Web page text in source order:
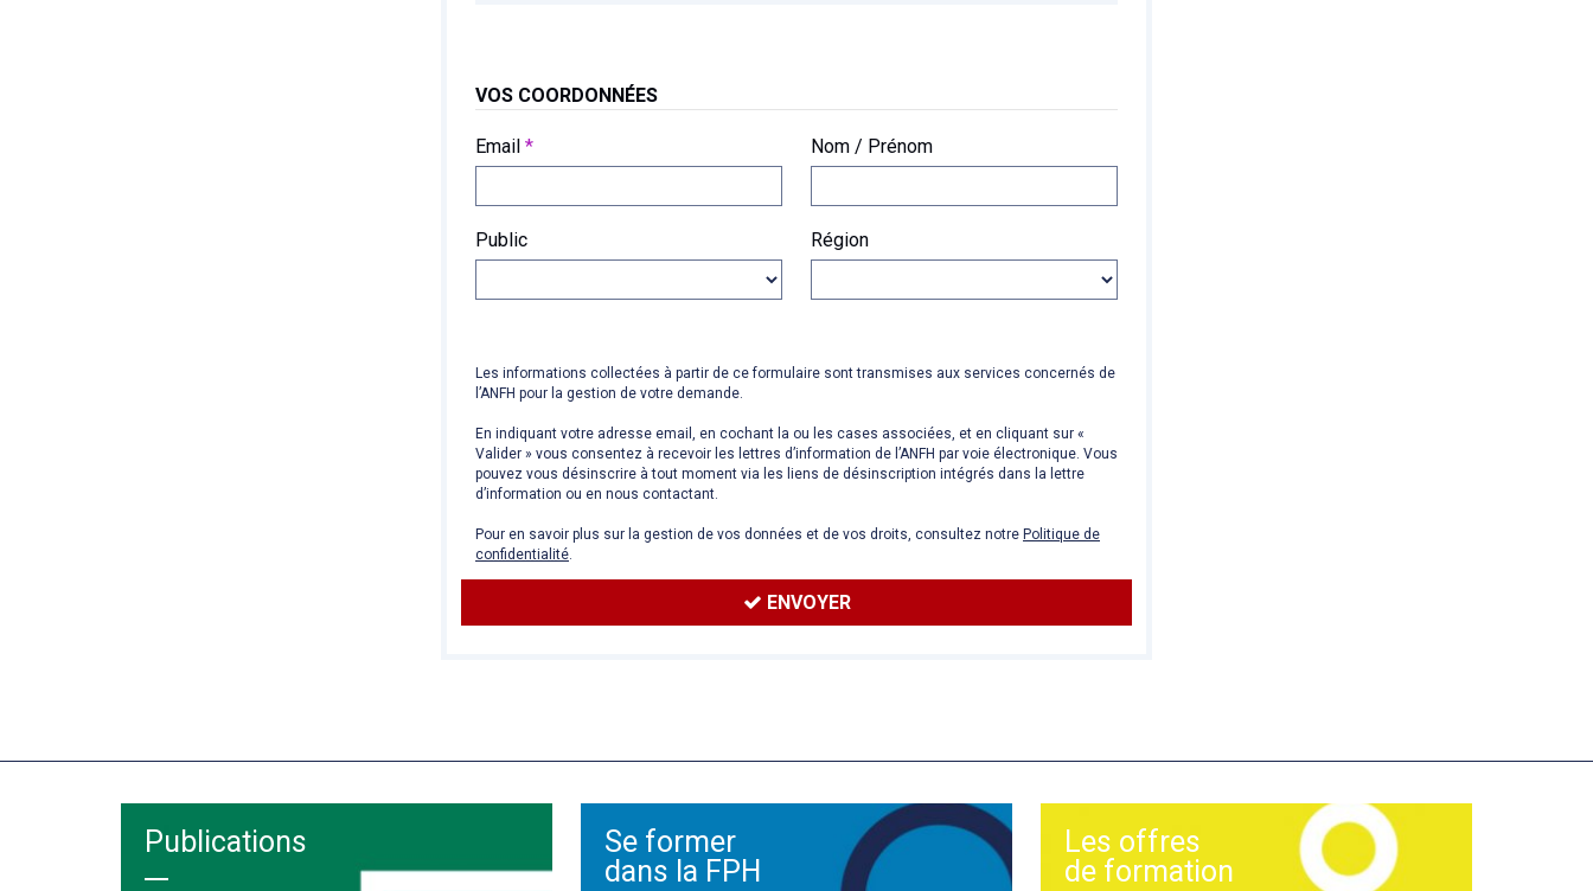
VOS COORDONNÉES
Email * Nom / Prénom
Public Région
Les informations collectées à partir de ce formulaire sont transmises aux services concernés de
l’ANFH pour la gestion de votre demande.
En indiquant votre adresse email, en cochant la ou les cases associées, et en cliquant sur «
Valider » vous consentez à recevoir les lettres d’information de l’ANFH par voie électronique. Vous
pouvez vous désinscrire à tout moment via les liens de désinscription intégrés dans la lettre
d’information ou en nous contactant.
Pour en savoir plus sur la gestion de vos données et de vos droits, consultez notre Politique de
confidentialité.
ENVOYER
Publications
Se former
dans la FPH
Les offres
de formation